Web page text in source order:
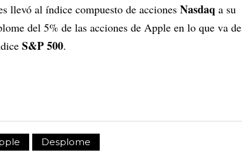
llevó al índice compuesto de acciones Nasdaq a su
del 5% de las acciones de Apple en lo que va de
S&P 500.
Desplome